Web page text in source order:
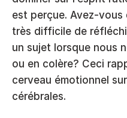
est perçue. Avez-vous
très difficile de
un sujet lorsque nous
ou en colère? Ceci
cerveau émotionnel
cérébrales.